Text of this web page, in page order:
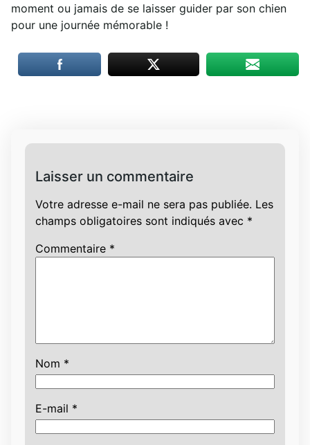
moment ou jamais de se laisser guider par son chien
pour une journée mémorable !
Laisser un commentaire
Votre adresse e-mail ne sera pas publiée. Les
champs obligatoires sont indiqués avec *
Commentaire *
Nom *
E-mail *